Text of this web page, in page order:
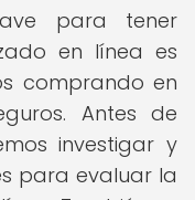
para tener
en línea es
comprando en
Antes de
investigar y
para evaluar la